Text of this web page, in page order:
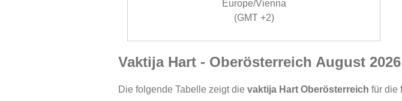
Europe/Vienna
(GMT +2)
Vaktija Hart - Oberösterreich August 2026
Die folgende Tabelle zeigt die vaktija Hart Oberösterreich für die